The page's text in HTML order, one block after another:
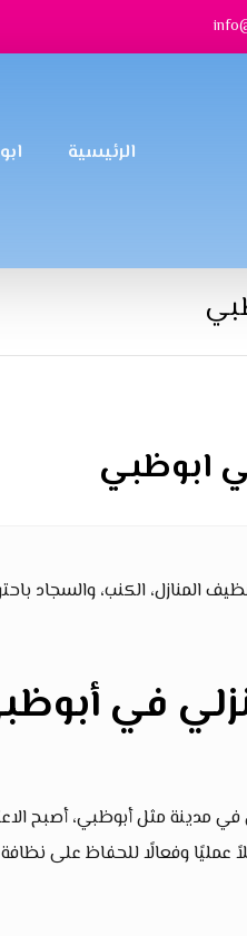
الرئيسية
ابوظبي
الكنب، والسجاد
في
في مدينة مثل أبوظبي، أصبح
عمليًا وفعالًا للحفاظ على